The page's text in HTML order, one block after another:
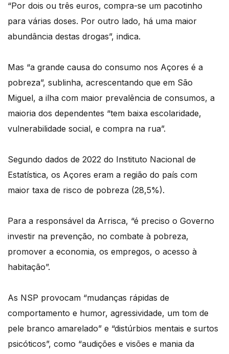
“Por dois ou três euros, compra-se um pacotinho
para várias doses. Por outro lado, há uma maior
abundância destas drogas”, indica.
Mas “a grande causa do consumo nos Açores é a
pobreza”, sublinha, acrescentando que em São
Miguel, a ilha com maior prevalência de consumos, a
maioria dos dependentes “tem baixa escolaridade,
vulnerabilidade social, e compra na rua”.
Segundo dados de 2022 do Instituto Nacional de
Estatística, os Açores eram a região do país com
maior taxa de risco de pobreza (28,5%).
Para a responsável da Arrisca, “é preciso o Governo
investir na prevenção, no combate à pobreza,
promover a economia, os empregos, o acesso à
habitação”.
As NSP provocam “mudanças rápidas de
comportamento e humor, agressividade, um tom de
pele branco amarelado” e “distúrbios mentais e surtos
psicóticos”, como “audições e visões e mania da